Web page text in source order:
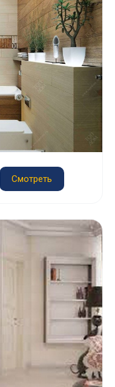
Смотреть